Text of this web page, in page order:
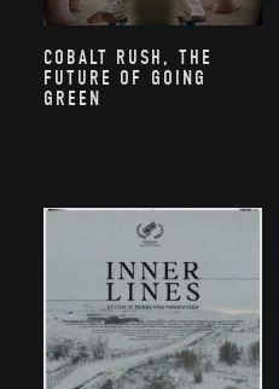
COBALT RUSH, THE
FUTURE OF GOING
GREEN